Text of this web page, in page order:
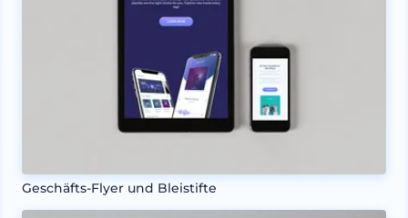
Geschäfts-Flyer und Bleistifte